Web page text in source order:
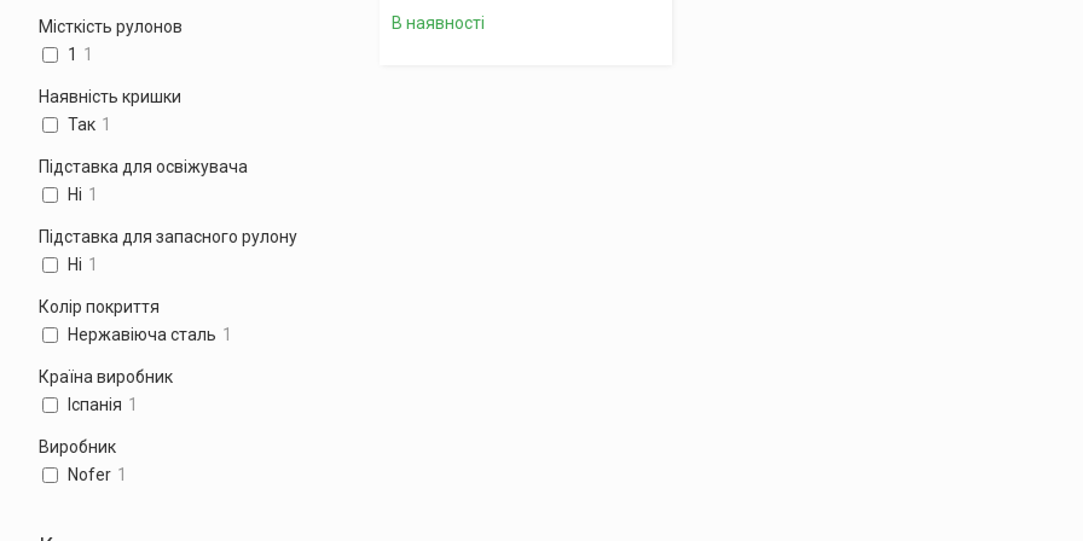
Місткість рулонов
1 1
Наявність кришки
Так 1
Підставка для освіжувача
Ні 1
Підставка для запасного рулону
Ні 1
Колір покриття
Нержавіюча сталь 1
Країна виробник
Іспанія 1
Виробник
Nofer 1
В наявності